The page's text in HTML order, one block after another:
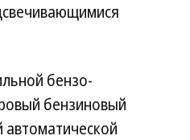
бензо-
бензиновый
автоматической